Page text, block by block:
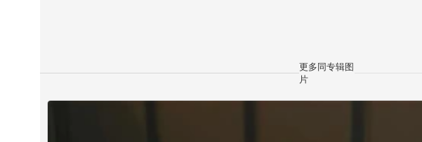
更多同专辑图
片